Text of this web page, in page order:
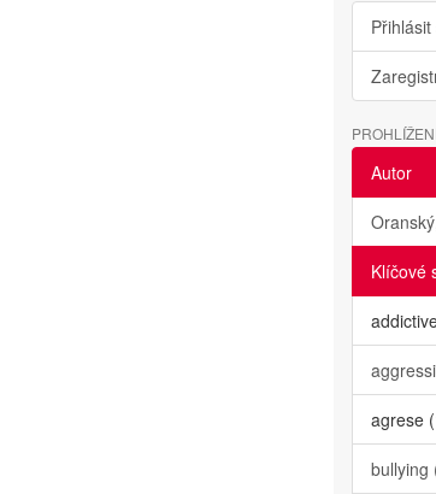
Přihlásit
Autor
Klíčové
agrese
bullying